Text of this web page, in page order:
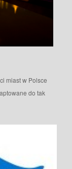
miast w Polsce
do tak